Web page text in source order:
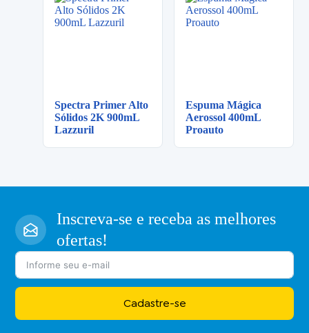
Spectra Primer Alto
Sólidos 2K 900mL
Lazzuril
Espuma Mágica
Aerossol 400mL
Proauto
Inscreva-se e receba as melhores
ofertas!
Cadastre-se